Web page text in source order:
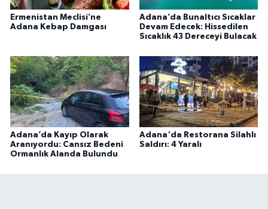
Ermenistan Meclisi’ne
Adana Kebap Damgası
Adana’da Bunaltıcı Sıcaklar
Devam Edecek: Hissedilen
Sıcaklık 43 Dereceyi Bulacak
Adana’da Kayıp Olarak
Aranıyordu: Cansız Bedeni
Ormanlık Alanda Bulundu
Adana'da Restorana Silahlı
Saldırı: 4 Yaralı